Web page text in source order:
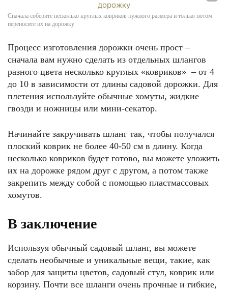
Сначала соберите несколько круглых ковриков нужного размера и только потом
переносите их на дорожку
Процесс изготовления дорожки очень прост –
сначала вам нужно сделать из отдельных шлангов
разного цвета несколько круглых «ковриков» ‒ от 4
до 10 в зависимости от длины садовой дорожки. Для
плетения используйте обычные хомуты, жидкие
гвозди и ножницы или мини-секатор.
Начинайте закручивать шланг так, чтобы получался
плоский коврик не более 40-50 см в длину. Когда
несколько ковриков будет готово, вы можете уложить
их на дорожке рядом друг с другом, а потом также
закрепить между собой с помощью пластмассовых
хомутов.
В заключение
Используя обычный садовый шланг, вы можете
сделать необычные и уникальные вещи, такие, как
забор для защиты цветов, садовый стул, коврик или
корзину. Почти все шланги очень прочные и гибкие,